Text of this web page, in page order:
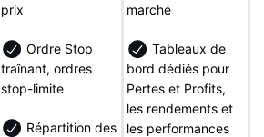
prix
Ordre Stop
traînant, ordres
stop-limite
Répartition des
marché
Tableaux de
bord dédiés pour
Pertes et Profits,
les rendements et
les performances